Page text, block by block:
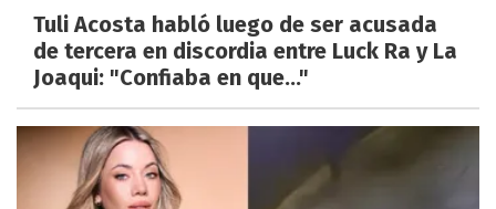
Tuli Acosta habló luego de ser acusada
de tercera en discordia entre Luck Ra y La
Joaqui: "Confiaba en que..."